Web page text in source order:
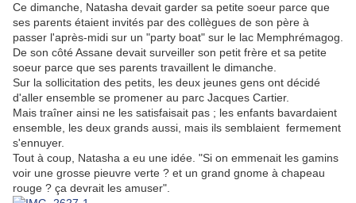
Ce dimanche, Natasha devait garder sa petite soeur parce que
ses parents étaient invités par des collègues de son père à
passer l'après-midi sur un "party boat" sur le lac Memphrémagog.
De son côté Assane devait surveiller son petit frère et sa petite
soeur parce que ses parents travaillent le dimanche.
Sur la sollicitation des petits, les deux jeunes gens ont décidé
d'aller ensemble se promener au parc Jacques Cartier.
Mais traîner ainsi ne les satisfaisait pas ; les enfants bavardaient
ensemble, les deux grands aussi, mais ils semblaient fermement
s'ennuyer.
Tout à coup, Natasha a eu une idée. "Si on emmenait les gamins
voir une grosse pieuvre verte ? et un grand gnome à chapeau
rouge ? ça devrait les amuser".